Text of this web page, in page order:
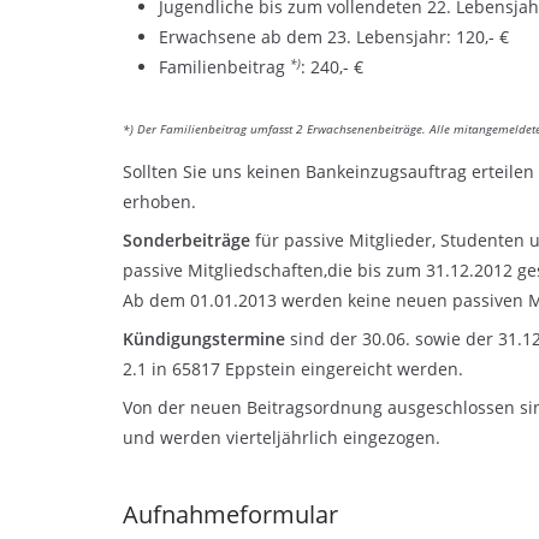
Jugendliche bis zum vollendeten 22.
Erwachsene ab dem 23. Lebensjahr: 120,- €
Familienbeitrag *): 240,- €
*) Der Familienbeitrag umfasst 2 Erwachsenenbeiträge. Alle
Sollten Sie uns keinen Bankeinzugsauftrag
erhoben.
Sonderbeiträge für passive Mitglieder, Studenten
passive Mitgliedschaften,die bis zum 31.12.2012
Ab dem 01.01.2013 werden keine neuen
Kündigungstermine sind der 30.06. sowie der
2.1 in 65817 Eppstein eingereicht werden.
Von der neuen Beitragsordnung ausgeschlossen
und werden vierteljährlich eingezogen.
Aufnahmeformular